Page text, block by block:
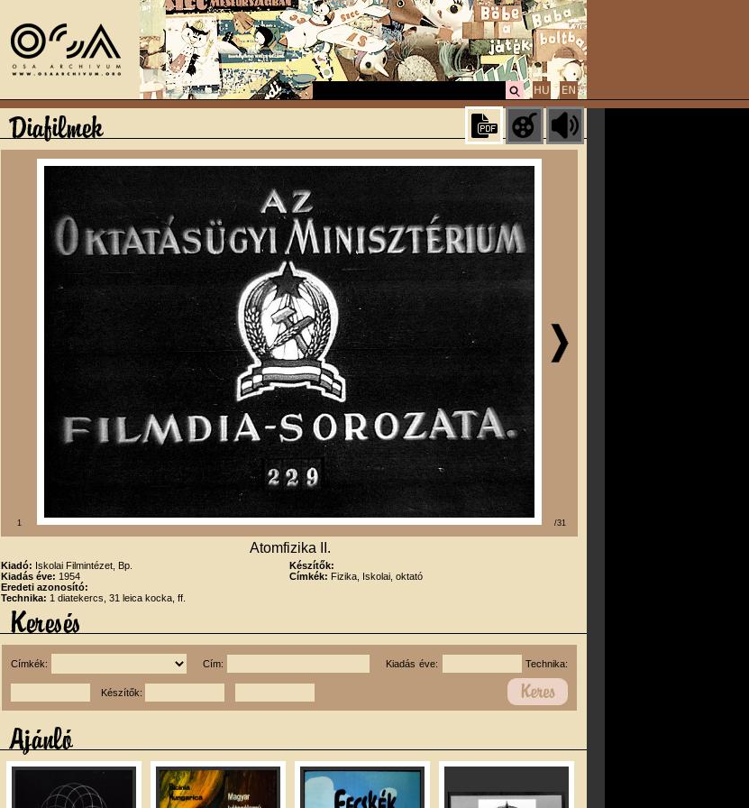
1 /31
Atomfizika II.
Kiadó: Iskolai Filmintézet, Bp.
Kiadás éve: 1954
Eredeti azonosító:
Technika: 1 diatekercs, 31 leica kocka, ff.
Készítők:
Címkék: Fizika, Iskolai, oktató
Címkék: Cím: Kiadás éve: Technika:
Készítők: